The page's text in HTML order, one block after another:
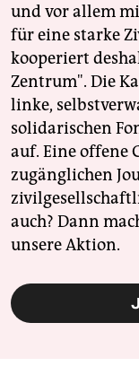
und vor allem
für eine starke
kooperiert
Zentrum". Die
linke,
solidarischen
auf. Eine offene
zugänglichen
auch? Dann
unsere Aktion.